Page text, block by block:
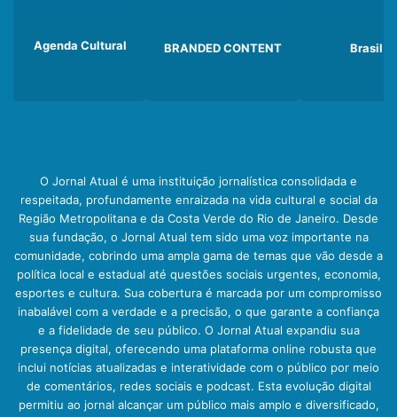
Agenda Cultural BRANDED CONTENT Brasil
O Jornal Atual é uma instituição jornalística consolidada e
respeitada, profundamente enraizada na vida cultural e social da
Região Metropolitana e da Costa Verde do Rio de Janeiro. Desde
sua fundação, o Jornal Atual tem sido uma voz importante na
comunidade, cobrindo uma ampla gama de temas que vão desde a
política local e estadual até questões sociais urgentes, economia,
esportes e cultura. Sua cobertura é marcada por um compromisso
inabalável com a verdade e a precisão, o que garante a confiança
e a fidelidade de seu público. O Jornal Atual expandiu sua
presença digital, oferecendo uma plataforma online robusta que
inclui notícias atualizadas e interatividade com o público por meio
de comentários, redes sociais e podcast. Esta evolução digital
permitiu ao jornal alcançar um público mais amplo e diversificado,